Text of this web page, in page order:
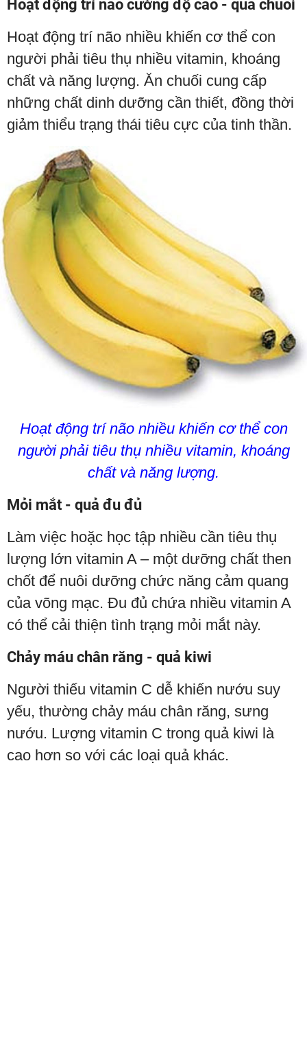
Hoạt động trí não cường độ cao - quả chuối
Hoạt động trí não nhiều khiến cơ thể con
người phải tiêu thụ nhiều vitamin, khoáng
chất và năng lượng. Ăn chuối cung cấp
những chất dinh dưỡng cần thiết, đồng thời
giảm thiểu trạng thái tiêu cực của tinh thần.
Hoạt động trí não nhiều khiến cơ thể con
người phải tiêu thụ nhiều vitamin, khoáng
chất và năng lượng.
Mỏi mắt - quả đu đủ
Làm việc hoặc học tập nhiều cần tiêu thụ
lượng lớn vitamin A – một dưỡng chất then
chốt để nuôi dưỡng chức năng cảm quang
của võng mạc. Đu đủ chứa nhiều vitamin A
có thể cải thiện tình trạng mỏi mắt này.
Chảy máu chân răng - quả kiwi
Người thiếu vitamin C dễ khiến nướu suy
yếu, thường chảy máu chân răng, sưng
nướu. Lượng vitamin C trong quả kiwi là
cao hơn so với các loại quả khác.